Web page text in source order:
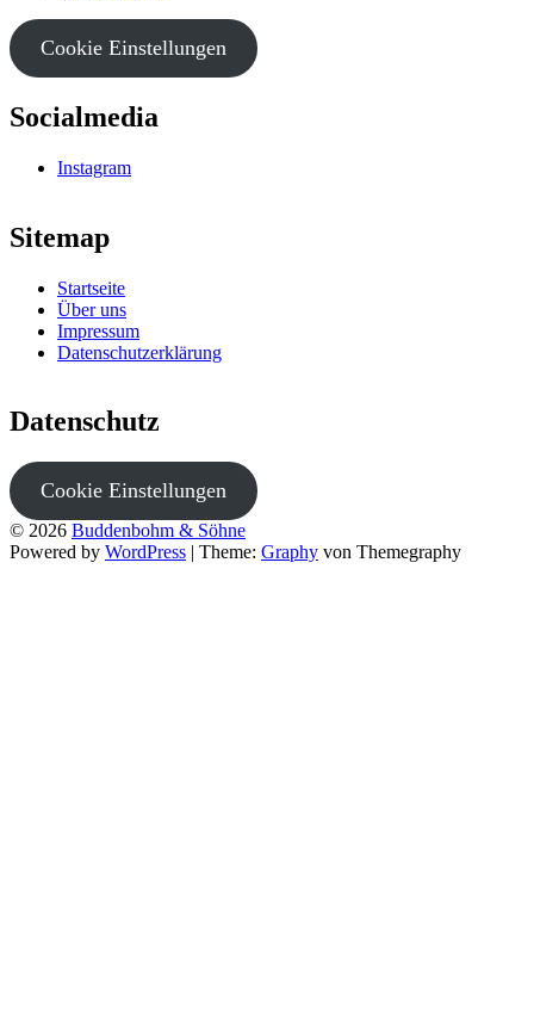
Cookie Einstellungen
Socialmedia
Instagram
Sitemap
Startseite
Über uns
Impressum
Datenschutzerklärung
Datenschutz
Cookie Einstellungen
© 2026 Buddenbohm & Söhne
Powered by WordPress | Theme: Graphy von Themegraphy